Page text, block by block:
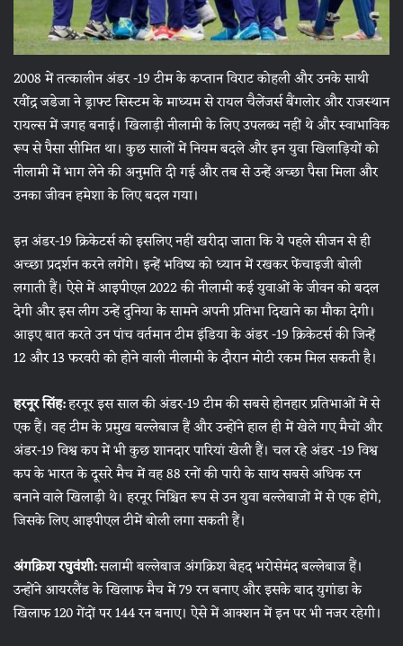
2008 में तत्कालीन अंडर -19 टीम के कप्तान विराट कोहली और उनके साथी
रवींद्र जडेजा ने ड्राफ्ट सिस्टम के माध्यम से रायल चैलेंजर्स बैंगलोर और राजस्थान
रायल्स में जगह बनाई। खिलाड़ी नीलामी के लिए उपलब्ध नहीं थे और स्वाभाविक
रूप से पैसा सीमित था। कुछ सालों में नियम बदले और इन युवा खिलाड़ियों को
नीलामी में भाग लेने की अनुमति दी गई और तब से उन्हें अच्छा पैसा मिला और
उनका जीवन हमेशा के लिए बदल गया।
इऩ अंडर-19 क्रिकेटर्स को इसलिए नहीं खरीदा जाता कि ये पहले सीजन से ही
अच्छा प्रदर्शन करने लगेंगे। इन्हें भविष्य को ध्यान में रखकर फेंचाइजी बोली
लगाती हैं। ऐसे में आइपीएल 2022 की नीलामी कई युवाओं के जीवन को बदल
देगी और इस लीग उन्हें दुनिया के सामने अपनी प्रतिभा दिखाने का मौका देगी।
आइए बात करते उन पांच वर्तमान टीम इंडिया के अंडर -19 क्रिकेटर्स की जिन्हें
12 और 13 फरवरी को होने वाली नीलामी के दौरान मोटी रकम मिल सकती है।
हरनूर सिंह:हरनूर इस साल की अंडर-19 टीम की सबसे होनहार प्रतिभाओं में से
एक हैं। वह टीम के प्रमुख बल्लेबाज हैं और उन्होंने हाल ही में खेले गए मैचों और
अंडर-19 विश्व कप में भी कुछ शानदार पारियां खेली हैं। चल रहे अंडर -19 विश्व
कप के भारत के दूसरे मैच में वह 88 रनों की पारी के साथ सबसे अधिक रन
बनाने वाले खिलाड़ी थे। हरनूर निश्चित रूप से उन युवा बल्लेबाजों में से एक होंगे,
जिसके लिए आइपीएल टीमें बोली लगा सकती हैं।
अंगक्रिश रघुवंशी:सलामी बल्लेबाज अंगक्रिश बेहद भरोसेमंद बल्लेबाज हैं।
उन्होंने आयरलैंड के खिलाफ मैच में 79 रन बनाए और इसके बाद युगांडा के
खिलाफ 120 गेंदों पर 144 रन बनाए। ऐसे में आक्शन में इन पर भी नजर रहेगी।